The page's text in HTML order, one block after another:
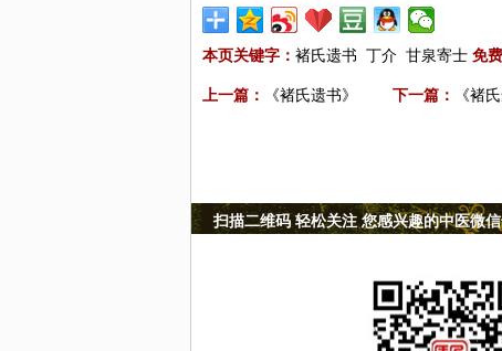
本页关键字： 褚氏遗书 丁介 甘泉寄士 免
上一篇： 《褚氏遗书》 下一篇： 《褚
扫描二维码 轻松关注 您感兴趣的中医微